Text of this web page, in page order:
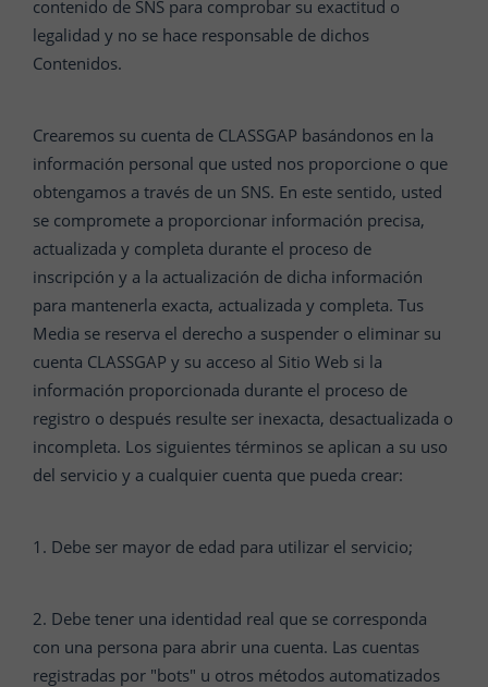
contenido de SNS para comprobar su exactitud o
legalidad y no se hace responsable de dichos
Contenidos.
Crearemos su cuenta de CLASSGAP basándonos en la
información personal que usted nos proporcione o que
obtengamos a través de un SNS. En este sentido, usted
se compromete a proporcionar información precisa,
actualizada y completa durante el proceso de
inscripción y a la actualización de dicha información
para mantenerla exacta, actualizada y completa. Tus
Media se reserva el derecho a suspender o eliminar su
cuenta CLASSGAP y su acceso al Sitio Web si la
información proporcionada durante el proceso de
registro o después resulte ser inexacta, desactualizada o
incompleta. Los siguientes términos se aplican a su uso
del servicio y a cualquier cuenta que pueda crear:
1. Debe ser mayor de edad para utilizar el servicio;
2. Debe tener una identidad real que se corresponda
con una persona para abrir una cuenta. Las cuentas
registradas por "bots" u otros métodos automatizados